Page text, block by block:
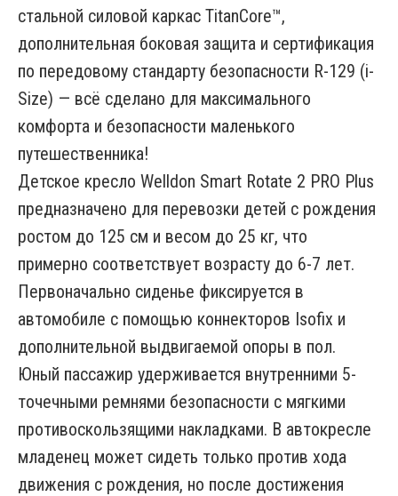
стальной силовой каркас TitanCore™,
дополнительная боковая защита и сертификация
по передовому стандарту безопасности R-129 (i-
Size) — всё сделано для максимального
комфорта и безопасности маленького
путешественника!
Детское кресло Welldon Smart Rotate 2 PRO Plus
предназначено для перевозки детей с рождения
ростом до 125 см и весом до 25 кг, что
примерно соответствует возрасту до 6-7 лет.
Первоначально сиденье фиксируется в
автомобиле с помощью коннекторов Isofix и
дополнительной выдвигаемой опоры в пол.
Юный пассажир удерживается внутренними 5-
точечными ремнями безопасности с мягкими
противоскользящими накладками. В автокресле
младенец может сидеть только против хода
движения с рождения, но после достижения